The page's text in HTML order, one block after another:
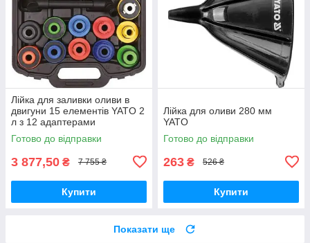
Лійка для заливки оливи в
двигуни 15 елементів YATO 2
л з 12 адаптерами
Готово до відправки
3 877,50 ₴ 7 755 ₴
Купити
Лійка для оливи 280 мм
YATO
Готово до відправки
263 ₴ 526 ₴
Купити
Показати ще